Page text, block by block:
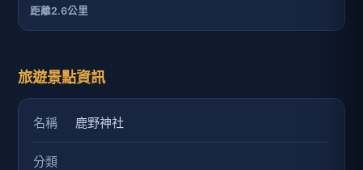
距離2.6公里
旅遊景點資訊
名稱 鹿野神社
分類